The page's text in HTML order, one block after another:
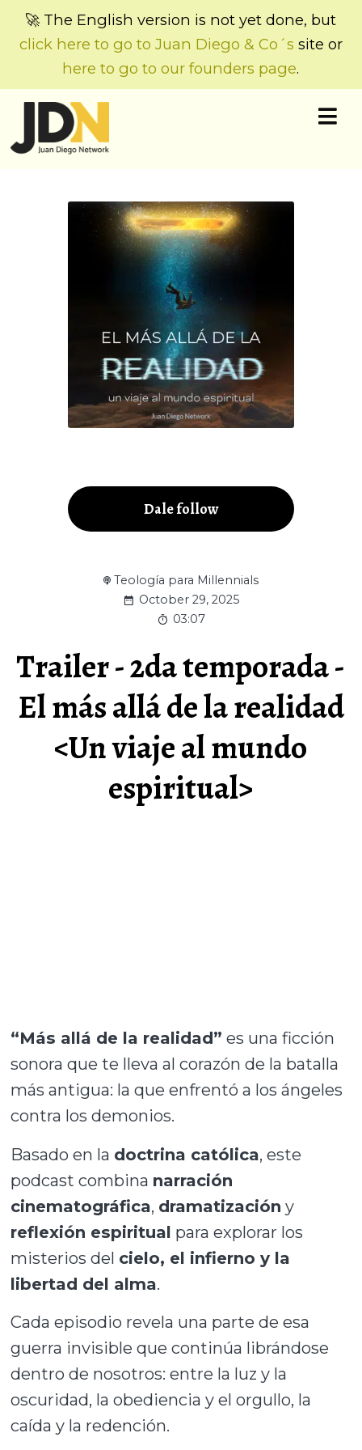
🚀 The English version is not yet done, but
click here to go to Juan Diego & Co´s site or
here to go to our founders page.
Dale follow
Teología para Millennials
October 29, 2025
03:07
Trailer - 2da temporada -
El más allá de la realidad
<Un viaje al mundo
espiritual>
“Más allá de la realidad” es una ficción
sonora que te lleva al corazón de la batalla
más antigua: la que enfrentó a los ángeles
contra los demonios.
Basado en la doctrina católica, este
podcast combina narración
cinematográfica, dramatización y
reflexión espiritual para explorar los
misterios del cielo, el infierno y la
libertad del alma.
Cada episodio revela una parte de esa
guerra invisible que continúa librándose
dentro de nosotros: entre la luz y la
oscuridad, la obediencia y el orgullo, la
caída y la redención.